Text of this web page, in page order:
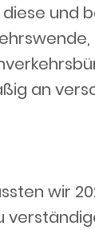
und
an
wir